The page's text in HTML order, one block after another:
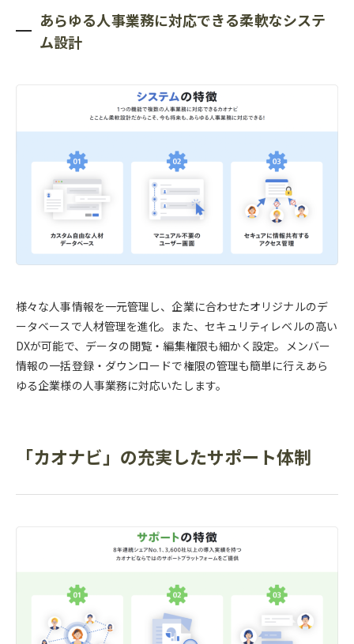
あらゆる人事業務に対応できる柔軟なシステ
ム設計
様々な人事情報を一元管理し、企業に合わせたオリジナルのデ
ータベースで人材管理を進化。また、セキュリティレベルの高い
DXが可能で、データの閲覧・編集権限も細かく設定。メンバー
情報の一括登録・ダウンロードで権限の管理も簡単に行えあら
ゆる企業様の人事業務に対応いたします。
「カオナビ」の充実したサポート体制